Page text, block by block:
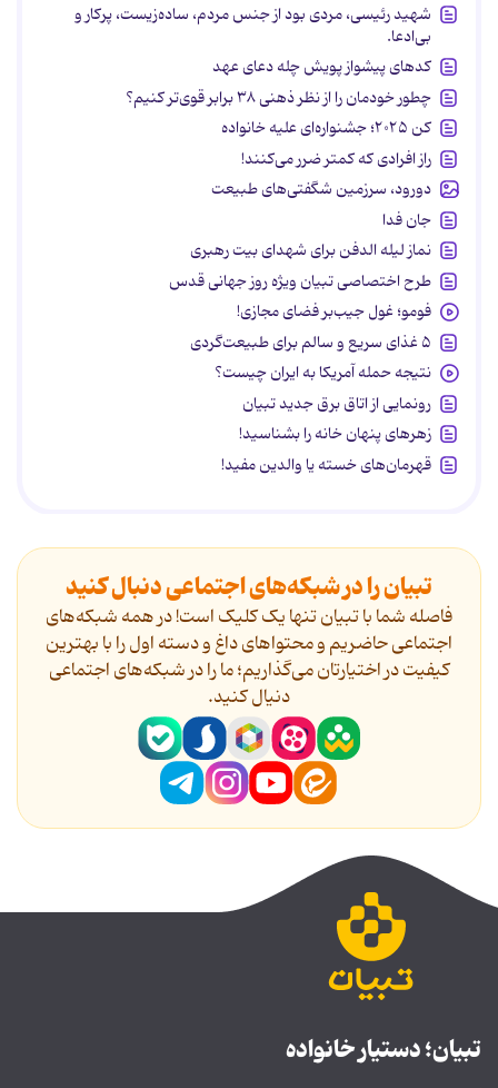
شهید رئیسی، مردی بود از جنس مردم، ساده‌زیست، پرکار و
بی‌ادعا.
کدهای پیشواز پویش چله دعای عهد
چطور خودمان را از نظر ذهنی ۳۸ برابر قوی‌تر کنیم؟
کن ۲۰۲۵؛ جشنواره‌ای علیه خانواده
راز افرادی که کمتر ضرر می‌کنند!
دورود، سرزمین شگفتی‌های طبیعت
جان فدا
نماز لیله الدفن برای شهدای بیت رهبری
طرح اختصاصی تبیان ویژه روز جهانی قدس
فومو؛ غول جیب‌بر فضای مجازی!
۵ غذای سریع و سالم برای طبیعت‌گردی
نتیجه حمله آمریکا به ایران چیست؟
رونمایی از اتاق برق جدید تبیان
زهرهای پنهان خانه را بشناسید!
قهرمان‌های خسته یا والدین مفید!
تبیان را در شبکه‌های اجتماعی دنبال کنید
فاصله شما با تبیان تنها یک کلیک است! در همه شبکه‌های
اجتماعی حاضریم و محتواهای داغ و دسته اول را با بهترین
کیفیت در اختیارتان می‌گذاریم؛ ما را در شبکه‌های اجتماعی
دنیال کنید.
تبیان؛ دستیار خانواده